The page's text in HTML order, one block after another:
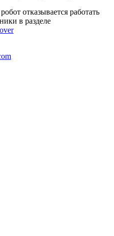
отказывается работать
в разделе